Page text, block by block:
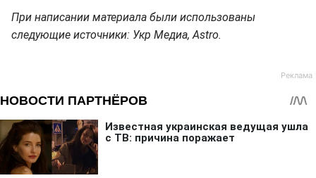
При написании материала были использованы
следующие источники: Укр Медиа, Astro.